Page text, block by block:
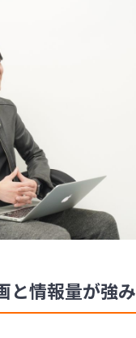
と情報量が強み